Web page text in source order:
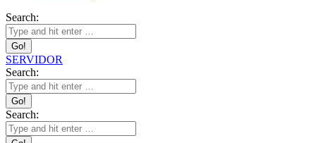
Search:
SERVIDOR
Search:
Search: